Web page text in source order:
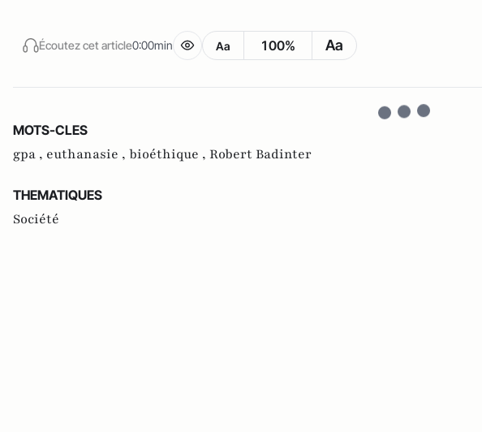
Écoutez cet article0:00min Aa 100% Aa
MOTS-CLES
gpa , euthanasie , bioéthique , Robert Badinter
THEMATIQUES
Société